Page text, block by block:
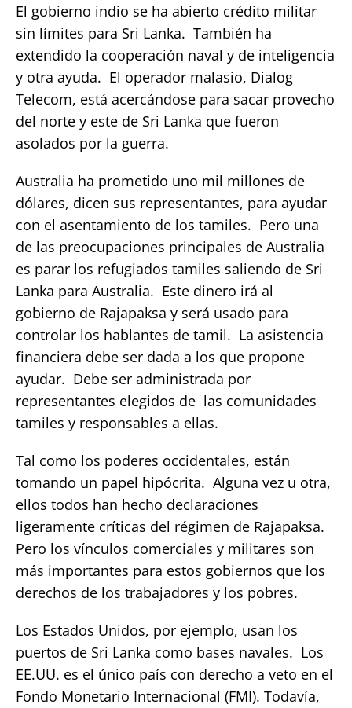
El gobierno indio se ha abierto crédito militar
sin límites para Sri Lanka. También ha
extendido la cooperación naval y de inteligencia
y otra ayuda. El operador malasio, Dialog
Telecom, está acercándose para sacar provecho
del norte y este de Sri Lanka que fueron
asolados por la guerra.
Australia ha prometido uno mil millones de
dólares, dicen sus representantes, para ayudar
con el asentamiento de los tamiles. Pero una
de las preocupaciones principales de Australia
es parar los refugiados tamiles saliendo de Sri
Lanka para Australia. Este dinero irá al
gobierno de Rajapaksa y será usado para
controlar los hablantes de tamil. La asistencia
financiera debe ser dada a los que propone
ayudar. Debe ser administrada por
representantes elegidos de las comunidades
tamiles y responsables a ellas.
Tal como los poderes occidentales, están
tomando un papel hipócrita. Alguna vez u otra,
ellos todos han hecho declaraciones
ligeramente críticas del régimen de Rajapaksa.
Pero los vínculos comerciales y militares son
más importantes para estos gobiernos que los
derechos de los trabajadores y los pobres.
Los Estados Unidos, por ejemplo, usan los
puertos de Sri Lanka como bases navales. Los
EE.UU. es el único país con derecho a veto en el
Fondo Monetario Internacional (FMI). Todavía,